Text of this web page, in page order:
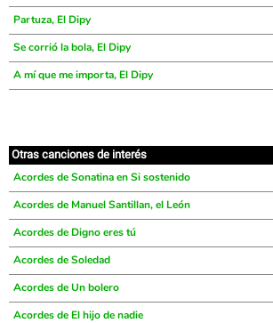
Partuza, El Dipy
Se corrió la bola, El Dipy
A mí que me importa, El Dipy
Otras canciones de interés
Acordes de Sonatina en Si sostenido
Acordes de Manuel Santillan, el León
Acordes de Digno eres tú
Acordes de Soledad
Acordes de Un bolero
Acordes de El hijo de nadie